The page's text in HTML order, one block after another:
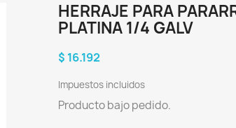
HERRAJE PARA
PLATINA 1/4 GALV
$ 16.192
Impuestos incluidos
Producto bajo pedido.